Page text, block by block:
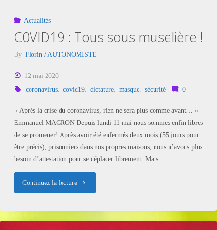
Actualités
C0VID19 : Tous sous muselière !
By Florin / AUTONOMISTE
12 mai 2020
coronavirus
covid19, dictature, masque, sécurité 0
« Après la crise du coronavirus, rien ne sera plus comme avant… »
Emmanuel MACRON Depuis lundi 11 mai nous sommes enfin libres
de se promener! Après avoir été enfermés deux mois (55 jours pour
être précis), prisonniers dans nos propres maisons, nous n’avons plus
besoin d’attestation pour se déplacer librement. Mais …
Continuez la lecture"C0VID19